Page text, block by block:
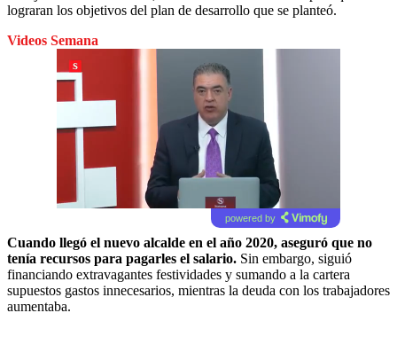
lograran los objetivos del plan de desarrollo que se planteó.
Videos Semana
powered by
Cuando llegó el nuevo alcalde en el año 2020, aseguró que no
tenía recursos para pagarles el salario. Sin embargo, siguió
financiando extravagantes festividades y sumando a la cartera
supuestos gastos innecesarios, mientras la deuda con los trabajadores
aumentaba.